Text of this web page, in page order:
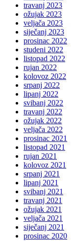
travanj 2023
ožujak 2023
veljača 2023
siječanj 2023
prosinac 2022
studeni 2022
listopad 2022
rujan 2022
kolovoz 2022
srpanj 2022
lipanj 2022
svibanj 2022
travanj 2022
ožujak 2022
veljača 2022
prosinac 2021
listopad 2021
rujan 2021
kolovoz 2021
srpanj 2021
lipanj 2021
svibanj 2021
travanj 2021
ožujak 2021
veljača 2021
siječanj 2021
prosinac 2020